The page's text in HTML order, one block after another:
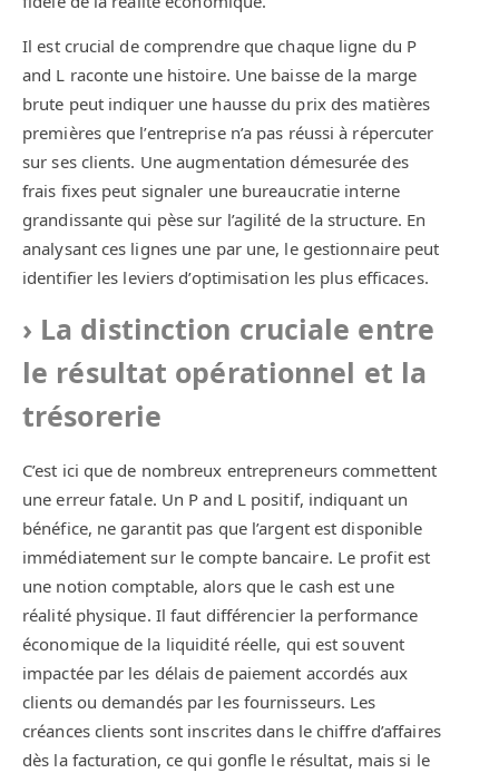
Il est crucial de comprendre que chaque ligne du P
and L raconte une histoire. Une baisse de la marge
brute peut indiquer une hausse du prix des matières
premières que l’entreprise n’a pas réussi à répercuter
sur ses clients. Une augmentation démesurée des
frais fixes peut signaler une bureaucratie interne
grandissante qui pèse sur l’agilité de la structure. En
analysant ces lignes une par une, le gestionnaire peut
identifier les leviers d’optimisation les plus efficaces.
La distinction cruciale entre
le résultat opérationnel et la
trésorerie
C’est ici que de nombreux entrepreneurs commettent
une erreur fatale. Un P and L positif, indiquant un
bénéfice, ne garantit pas que l’argent est disponible
immédiatement sur le compte bancaire. Le profit est
une notion comptable, alors que le cash est une
réalité physique. Il faut différencier la performance
économique de la liquidité réelle, qui est souvent
impactée par les délais de paiement accordés aux
clients ou demandés par les fournisseurs. Les
créances clients sont inscrites dans le chiffre d’affaires
dès la facturation, ce qui gonfle le résultat, mais si le